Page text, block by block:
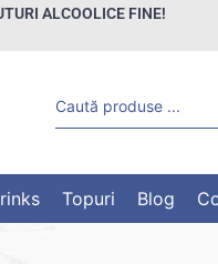
ALCOOLICE FINE!
Topuri Blog